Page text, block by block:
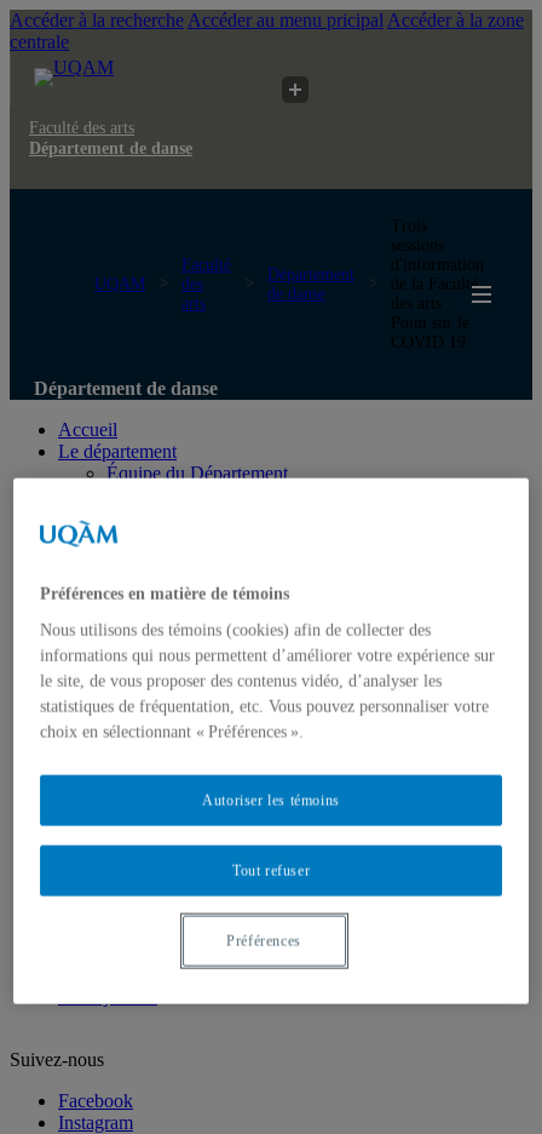
Accéder à la recherche Accéder au menu pricipal Accéder à la zone
centrale
Faculté des arts
Département de danse
UQAM
Faculté
des
arts
Département
de danse
Trois
sessions
d'information
de la Faculté
des arts :
Point sur le
COVID 19
Département de danse
Accueil
Le département
Équipe du Département
Calendrier des événements
Baccalauréat en danse 2026
Bacc danse - Cohortes 2025 et avant
Cycles supérieurs
Cours ouverts à tous
Portes ouvertes / Universitaire d'un jour
Aide financière, bourse et prix
Corps professoral
Professeur.es
Professeur.es associé.es
Professeur.es invité.es
Chargé.es de cours
Recherche et création
Mémoires déposés
Thèses déposées
Passerelle 840
Suivez-nous
Facebook
Instagram
Préférences en matière de témoins
Nous utilisons des témoins (cookies) afin de collecter des
informations qui nous permettent d’améliorer votre expérience sur
le site, de vous proposer des contenus vidéo, d’analyser les
statistiques de fréquentation, etc. Vous pouvez personnaliser votre
choix en sélectionnant « Préférences ».
Tout refuser
Autoriser les témoins
Préférences